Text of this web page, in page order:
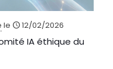
le 12/02/2026
IA éthique du